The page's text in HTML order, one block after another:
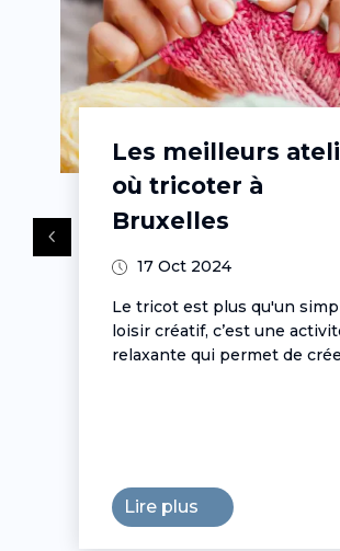
Les meilleurs
où tricoter à
Bruxelles
17 Oct 2024
Le tricot est plus qu'un
loisir créatif, c’est une
relaxante qui permet de
Lire plus